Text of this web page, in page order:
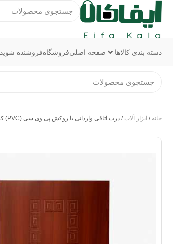
دسته بندی کالاها صفحه اصلیفروشگاهفروشنده شوید
خانه / ابزار آلات / درب اتاقی وارداتی با روکش پی وی سی (PVC) کد 9060